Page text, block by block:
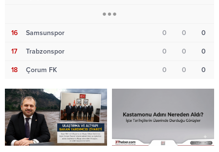
16 Samsunspor 0 0 0
17 Trabzonspor 0 0 0
18 Çorum FK 0 0 0